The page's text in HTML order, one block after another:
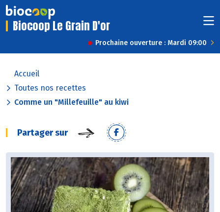
Biocoop Le Grain D'or
Prochaine ouverture : Mardi 09:00
Accueil
Toutes nos recettes
Comme un "Millefeuille" au kiwi
Partager sur